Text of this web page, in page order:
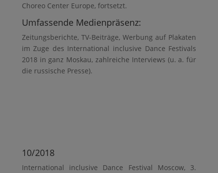
Choreo Center Europe, fortsetzt.
Umfassende Medienpräsenz:
Zeitungsberichte, TV-Beiträge, Werbung auf Plakaten
im Zuge des International inclusive Dance Festivals
2018 in ganz Moskau, zahlreiche Interviews (u. a. für
die russische Presse).
10/2018
International inclusive Dance Festival Moscow, 3.